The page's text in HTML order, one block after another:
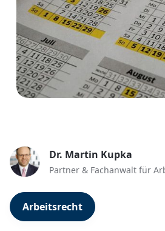
Dr. Martin Kupka
Partner & Fachanwalt für
Arbeitsrecht